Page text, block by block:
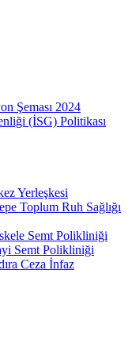
Şeması 2024
(İSG) Politikası
Yerleşkesi
Toplum Ruh Sağlığı
Semt Polikliniği
Semt Polikliniği
Ceza İnfaz